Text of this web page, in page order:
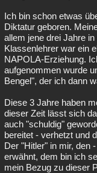
Ich bin schon etwas
Diktatur geboren.
allem jene drei Jahre
Klassenlehrer war ein
NAPOLA-Erziehung.
aufgenommen wurde
Bengel", der ich dann
Diese 3 Jahre haben
dieser Zeit lässt sich
auch "schuldig"
bereitet - verhetzt und
Der "Hitler" in mir, den
erwähnt, dem bin ich
mein Bezug zu dieser